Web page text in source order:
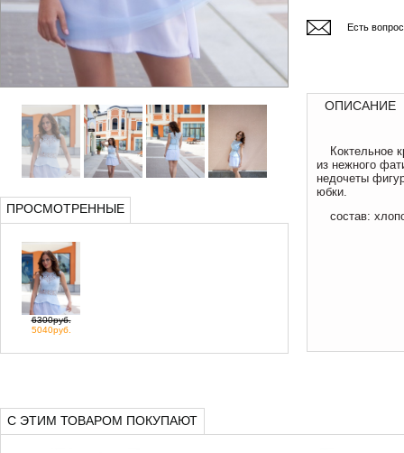
ПРОСМОТРЕННЫЕ
6300руб.
5040руб.
Есть
ОПИСАНИЕ
Коктельное
из нежного
недочеты
юбки.
состав:
С ЭТИМ ТОВАРОМ ПОКУПАЮТ